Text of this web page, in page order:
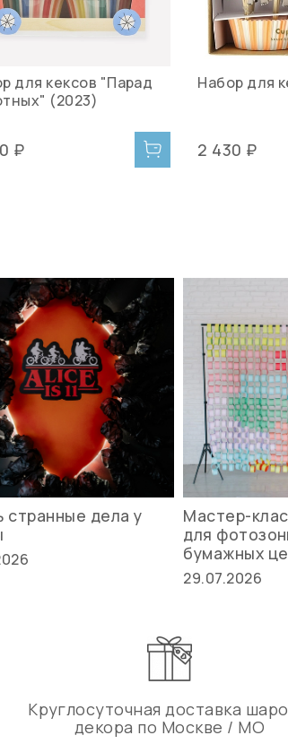
для кексов "Парад
(2023)
₽
Набор для
2 430 ₽
странные дела у
Мастер-
для
бумажных
29.07.2026
Круглосуточная доставка
декора по Москве / МО